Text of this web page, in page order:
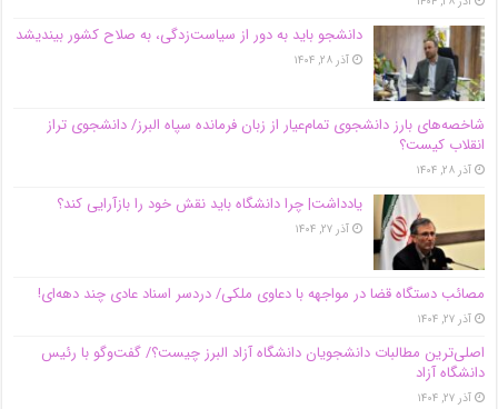
دانشجو باید به دور از سیاست‌زدگی، به صلاح کشور بیندیشد
آذر ۲۸, ۱۴۰۴
شاخصه‌های بارز دانشجوی تمام‌عیار از زبان فرمانده سپاه البرز/ دانشجوی تراز
انقلاب کیست؟
آذر ۲۸, ۱۴۰۴
یادداشت| چرا دانشگاه باید نقش خود را بازآرایی کند؟
آذر ۲۷, ۱۴۰۴
مصائب دستگاه قضا در مواجهه با دعاوی ملکی/ دردسر اسناد عادی چند‌ دهه‌ای!
آذر ۲۷, ۱۴۰۴
اصلی‌ترین مطالبات دانشجویان دانشگاه آزاد البرز چیست؟/ گفت‌وگو با رئیس
دانشگاه آز‌اد
آذر ۲۷, ۱۴۰۴